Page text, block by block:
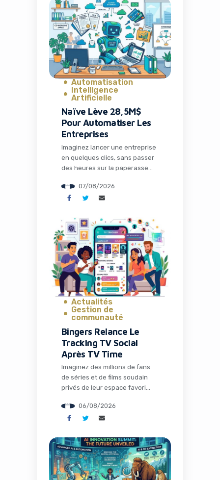
Automatisation
Intelligence
Artificielle
Naïve Lève 28,5M$
Pour Automatiser Les
Entreprises
Imaginez lancer une entreprise
en quelques clics, sans passer
des heures sur la paperasse
des outils ou la recherche de
solutions techniques. C’est
Naïve, une startup qui vient de
lever 28,5 millions de dollars
pour transformer radicalement
la façon dont les entrepreneurs
et les développeurs lancent et
gèrent […]
07/08/2026
Actualités
Gestion de
communauté
Bingers Relance Le
Tracking TV Social
Après TV Time
Imaginez des millions de fans
de séries et de films soudain
privés de leur espace favori
partager memes et suivre leurs
visionnages en communauté.
passé avec la fermeture de TV
Time, une application culte qui
avait conquis plus de 26
millions d’installations. Mais
06/08/2026
Amazon Lance Nova Premier : L’IA Qui
Redéfinit l’Entreprise